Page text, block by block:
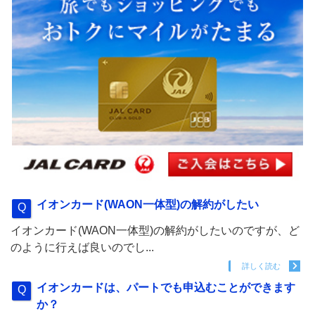
イオンカード(WAON一体型)の解約がしたい
イオンカード(WAON一体型)の解約がしたいのですが、ど
のように行えば良いのでし...
詳しく読む
イオンカードは、パートでも申込むことができます
か？